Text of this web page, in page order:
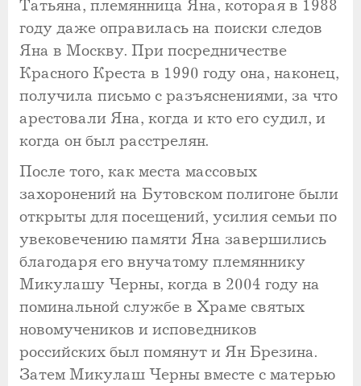
Татьяна, племянница Яна, которая в 1988
году даже оправилась на поиски следов
Яна в Москву. При посредничестве
Красного Креста в 1990 году она, наконец,
получила письмо с разъяснениями, за что
арестовали Яна, когда и кто его судил, и
когда он был расстрелян.
После того, как места массовых
захоронений на Бутовском полигоне были
открыты для посещений, усилия семьи по
увековечению памяти Яна завершились
благодаря его внучатому племяннику
Микулашу Черны, когда в 2004 году на
поминальной службе в Храме святых
новомучеников и исповедников
российских был помянут и Ян Брезина.
Затем Микулаш Черны вместе с матерью